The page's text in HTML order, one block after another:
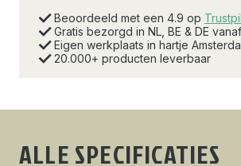
Beoordeeld met een 4.9 op
Gratis bezorgd in NL, BE & DE
Eigen werkplaats in hartje
20.000+ producten leverbaar
ALLE SPECIFICATIES